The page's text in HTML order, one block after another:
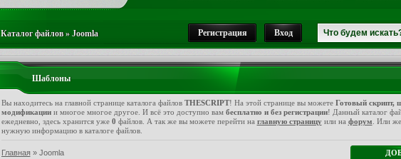
Каталог файлов»Joomla Регистрация Вход
Шаблоны
Вы находитесь на главной странице каталога файлов THESCRIPT! На этой странице вы можете Готовый скрипт,
модификациии многое многое другое. И всё это доступно вам бесплатно и без регистрации! Данный каталог
ежедневно, здесь хранится уже 0 файлов. А так же вы можете перейти на главную страницу или на форум . Или
нужную информацию в каталоге файлов.
Главная» Joomla